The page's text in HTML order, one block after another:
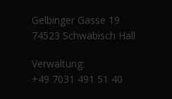
Gelbinger Gasse 19
74523 Schwäbisch Hall
Verwaltung:
+49 7031 491 51 40